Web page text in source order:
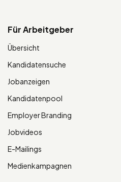
Für Arbeitgeber
Übersicht
Kandidatensuche
Jobanzeigen
Kandidatenpool
Employer Branding
Jobvideos
E-Mailings
Medienkampagnen